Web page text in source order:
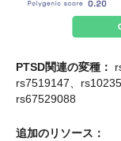
PTSD関連の変種：
rs7519147、
rs67529088
追加のリソース：